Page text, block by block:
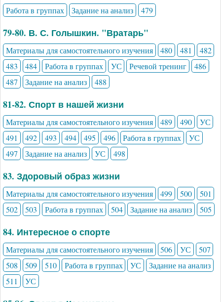
Работа в группах Задание на анализ 479
79-80. В. С. Голышкин. "Вратарь"
Материалы для самостоятельного изучения 480 481
482
483
484 Работа в группах УС Речевой тренинг
486
487
Задание на анализ 488
81-82. Спорт в нашей жизни
Материалы для самостоятельного изучения 489 490
УС
491
492 493 494 495 496 Работа в группах
УС
497
Задание на анализ УС 498
83. Здоровый образ жизни
Материалы для самостоятельного изучения 499 500
501
502
503 Работа в группах 504 Задание на анализ 505
84. Интересное о спорте
Материалы для самостоятельного изучения 506 УС
507
508
509 510 Работа в группах УС
Задание на анализ
511
УС